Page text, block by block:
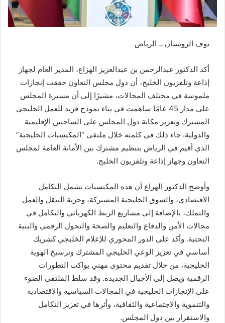
نوف الرويسان ــ الرياض
أكد الدكتور عبدالرحمن بن عبدالعزيز الهزاع، المدير العام لجهاز
إذاعة وتلفزيون الخليج، أن دول مجلس التعاون حققت إنجازات
ملموسة في مختلف المجالات، مشيرًا إلى أن مسيرة المجلس
على مدار 45 عامًا ساهمت في بناء نموذج فريد للعمل الخليجي
المشترك وتعزيز مكانة دول المجلس على الساحتين الإقليمية
والدولية. جاء ذلك في كلمته خلال ملتقى “المكتسبات الخليجية”
الذي أقيم في الرياض بتنظيم مشترك بين الأمانة العامة لمجلس
التعاون وجهاز إذاعة وتلفزيون الخليج.
وأوضح الدكتور الهزاع أن هذه المكتسبات تشمل التكامل
الاقتصادي، والسوق الخليجية المشتركة، وحرية التنقل والعمل
والتملك، بالإضافة إلى مشاريع الربط الكهربائي والتكامل في
مجالات الأمن والدفاع والتعليم والصحة والتحول الرقمي والبنية
التحتية. وأكد على الدور المحوري للإعلام الخليجي كشريك
أساسي في تعزيز الوعي الخليجي المشترك وترسيخ الهوية
الخليجية، من خلال تقديم محتوى مهني يواكب التطورات
الرقمية ويصل إلى الأجيال الجديدة. وقد سلط الملتقى الضوء
على الإنجازات الخليجية في المجالات السياسية والاقتصادية
والتنموية والاجتماعية والثقافية، وأثرها في تعزيز التكامل
والاستقرار بين دول المجلس.